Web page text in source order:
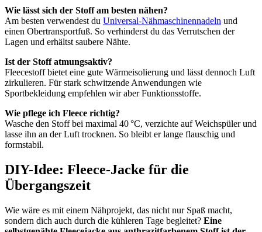
Wie lässt sich der Stoff am besten nähen?
Am besten verwendest du Universal-Nähmaschinennadeln und
einen Obertransportfuß. So verhinderst du das Verrutschen der
Lagen und erhältst saubere Nähte.
Ist der Stoff atmungsaktiv?
Fleecestoff bietet eine gute Wärmeisolierung und lässt dennoch Luft
zirkulieren. Für stark schwitzende Anwendungen wie
Sportbekleidung empfehlen wir aber Funktionsstoffe.
Wie pflege ich Fleece richtig?
Wasche den Stoff bei maximal 40 °C, verzichte auf Weichspüler und
lasse ihn an der Luft trocknen. So bleibt er lange flauschig und
formstabil.
DIY-Idee: Fleece-Jacke für die
Übergangszeit
Wie wäre es mit einem Nähprojekt, das nicht nur Spaß macht,
sondern dich auch durch die kühleren Tage begleitet? Eine